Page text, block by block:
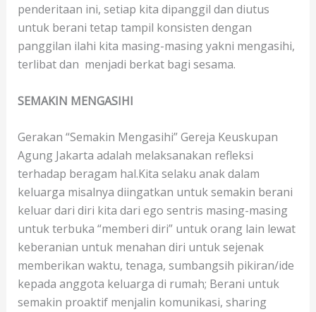
penderitaan ini, setiap kita dipanggil dan diutus
untuk berani tetap tampil konsisten dengan
panggilan ilahi kita masing-masing yakni mengasihi,
terlibat dan menjadi berkat bagi sesama.
SEMAKIN MENGASIHI
Gerakan “Semakin Mengasihi” Gereja Keuskupan
Agung Jakarta adalah melaksanakan refleksi
terhadap beragam hal.Kita selaku anak dalam
keluarga misalnya diingatkan untuk semakin berani
keluar dari diri kita dari ego sentris masing-masing
untuk terbuka “memberi diri” untuk orang lain lewat
keberanian untuk menahan diri untuk sejenak
memberikan waktu, tenaga, sumbangsih pikiran/ide
kepada anggota keluarga di rumah; Berani untuk
semakin proaktif menjalin komunikasi, sharing